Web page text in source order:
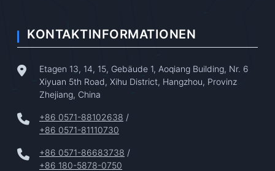
KONTAKTINFORMATIONEN
Etagen 13, 14, 15, Gebäude 1, Aoqiang Building, Nr. 6
Xiyuan 5th Road, Xihu District, Hangzhou, Provinz
Zhejiang, China
+86 0571-88102638 /
+86 0571-81110730
+86 0571-86683738 /
+86 180-5878-0750